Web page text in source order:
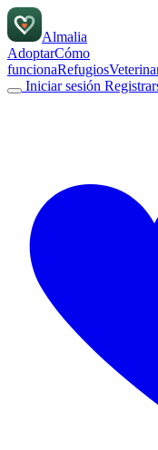
Almalia
AdoptarCómo
funcionaRefugios
Iniciar sesión